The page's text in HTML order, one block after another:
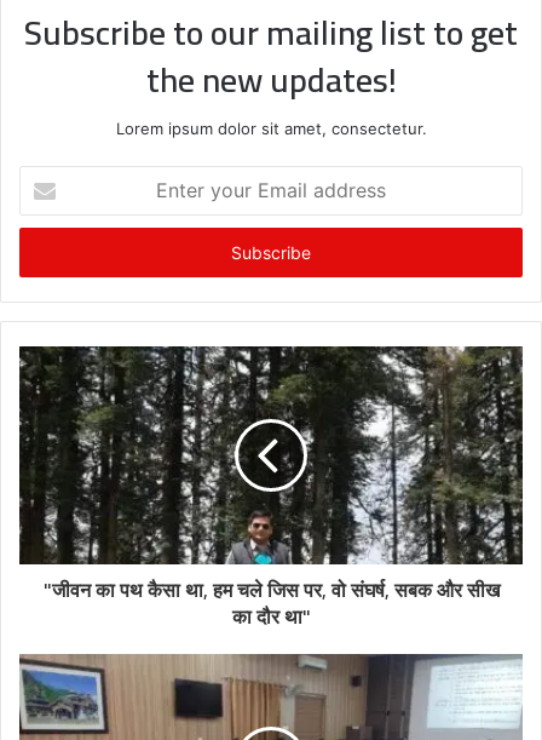
Subscribe to our mailing list to get
the new updates!
Lorem ipsum dolor sit amet, consectetur.
your
Email
"जीवन का पथ कैसा था, हम चले जिस पर, वो संघर्ष, सबक और सीख
का दौर था"